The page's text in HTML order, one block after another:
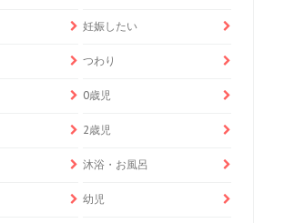
妊娠したい
つわり
0歳児
2歳児
沐浴・お風呂
幼児